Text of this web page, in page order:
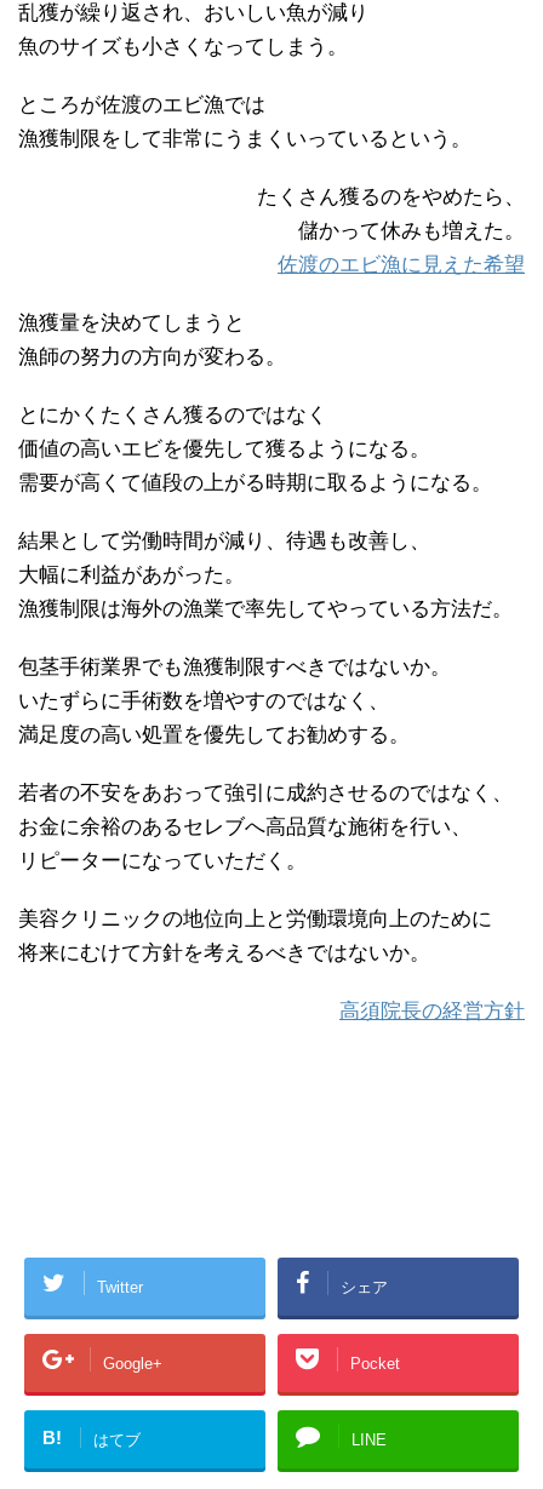
乱獲が繰り返され、おいしい魚が減り
魚のサイズも小さくなってしまう。
ところが佐渡のエビ漁では
漁獲制限をして非常にうまくいっているという。
たくさん獲るのをやめたら、
儲かって休みも増えた。
佐渡のエビ漁に見えた希望
漁獲量を決めてしまうと
漁師の努力の方向が変わる。
とにかくたくさん獲るのではなく
価値の高いエビを優先して獲るようになる。
需要が高くて値段の上がる時期に取るようになる。
結果として労働時間が減り、待遇も改善し、
大幅に利益があがった。
漁獲制限は海外の漁業で率先してやっている方法だ。
包茎手術業界でも漁獲制限すべきではないか。
いたずらに手術数を増やすのではなく、
満足度の高い処置を優先してお勧めする。
若者の不安をあおって強引に成約させるのではなく、
お金に余裕のあるセレブへ高品質な施術を行い、
リピーターになっていただく。
美容クリニックの地位向上と労働環境向上のために
将来にむけて方針を考えるべきではないか。
高須院長の経営方針
Twitter シェア
Google+ Pocket
B! はてブ LINE